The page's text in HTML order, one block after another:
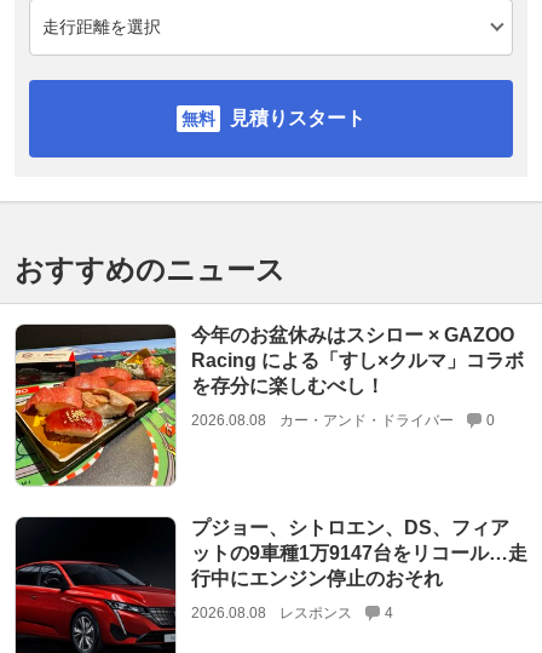
見積りスタート
おすすめのニュース
今年のお盆休みはスシロー × GAZOO
Racing による「すし×クルマ」コラボ
を存分に楽しむべし！
2026.08.08 カー・アンド・ドライバー 0
プジョー、シトロエン、DS、フィア
ットの9車種1万9147台をリコール…走
行中にエンジン停止のおそれ
2026.08.08 レスポンス 4